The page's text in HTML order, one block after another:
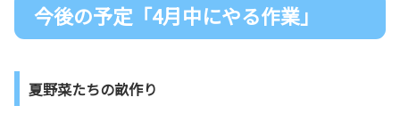
今後の予定「4月中にやる作業」
夏野菜たちの畝作り